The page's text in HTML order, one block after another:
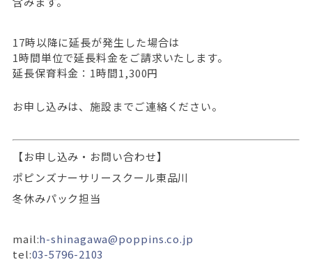
17時以降に延長が発生した場合は
1時間単位で延長料金をご請求いたします。
延長保育料金：1時間1,300円
お申し込みは、施設までご連絡ください。
【お申し込み・お問い合わせ】
ポピンズナーサリースクール東品川
冬休みパック担当
mail:h-shinagawa@poppins.co.jp
tel:03-5796-2103